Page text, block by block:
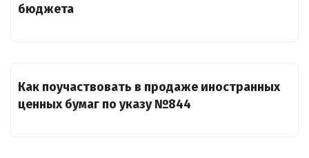
бюджета
Как поучаствовать в продаже иностранных
ценных бумаг по указу №844